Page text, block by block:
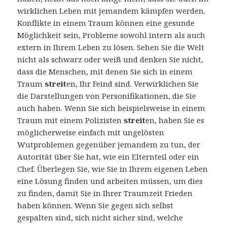
wirklichen Leben mit jemandem kämpfen werden.
Konflikte in einem Traum können eine gesunde
Möglichkeit sein, Probleme sowohl intern als auch
extern in Ihrem Leben zu lösen. Sehen Sie die Welt
nicht als schwarz oder weiß und denken Sie nicht,
dass die Menschen, mit denen Sie sich in einem
Traumstreiten, Ihr Feind sind. Verwirklichen Sie
die Darstellungen von Personifikationen, die Sie
auch haben. Wenn Sie sich beispielsweise in einem
Traum mit einem Polizistenstreiten, haben Sie es
möglicherweise einfach mit ungelösten
Wutproblemen gegenüber jemandem zu tun, der
Autorität über Sie hat, wie ein Elternteil oder ein
Chef. Überlegen Sie, wie Sie in Ihrem eigenen Leben
eine Lösung finden und arbeiten müssen, um dies
zu finden, damit Sie in Ihrer Traumzeit Frieden
haben können. Wenn Sie gegen sich selbst
gespalten sind, sich nicht sicher sind, welche